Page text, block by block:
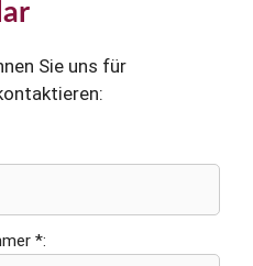
Sie uns für
*: